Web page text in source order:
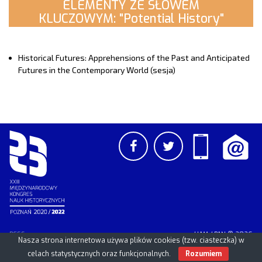
ELEMENTY ZE SŁOWEM
KLUCZOWYM: "Potential History"
Historical Futures: Apprehensions of the Past and Anticipated
Futures in the Contemporary World (sesja)
PCSS UAM/PAN© 2026
Nasza strona internetowa używa plików cookies (tzw. ciasteczka) w
celach statystycznych oraz funkcjonalnych.
Rozumiem